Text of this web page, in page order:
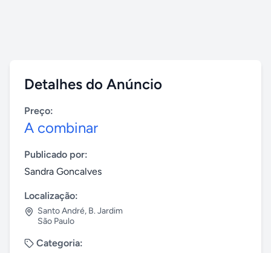
Detalhes do Anúncio
Preço:
A combinar
Publicado por:
Sandra Goncalves
Localização:
Santo André, B. Jardim
São Paulo
Categoria: